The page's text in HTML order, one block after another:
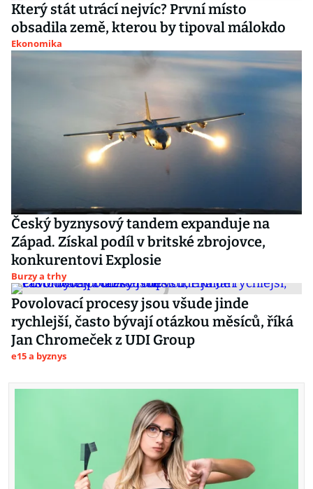
Který stát utrácí nejvíc? První místo
obsadila země, kterou by tipoval málokdo
Ekonomika
Český byznysový tandem expanduje na
Západ. Získal podíl v britské zbrojovce,
konkurentovi Explosie
Burzy a trhy
Povolovací procesy jsou všude jinde
rychlejší, často bývají otázkou měsíců, říká
Jan Chromeček z UDI Group
e15 a byznys